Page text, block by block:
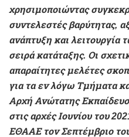
χρησιμοποιώντας
συντελεστές βαρύτητας,
ανάπτυξη και
σειρά κατάταξης. Οι
απαραίτητες μελέτες
για τα εν λόγω Τμήματα
Αρχή Ανώτατης
στις αρχές Ιουνίου του
ΕΘΑΑΕ τον Σεπτέμβριο